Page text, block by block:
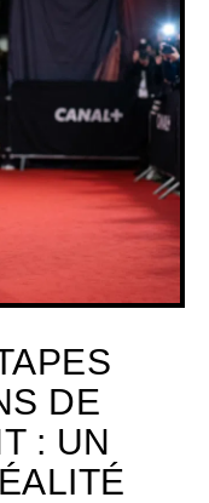
DE
: UN